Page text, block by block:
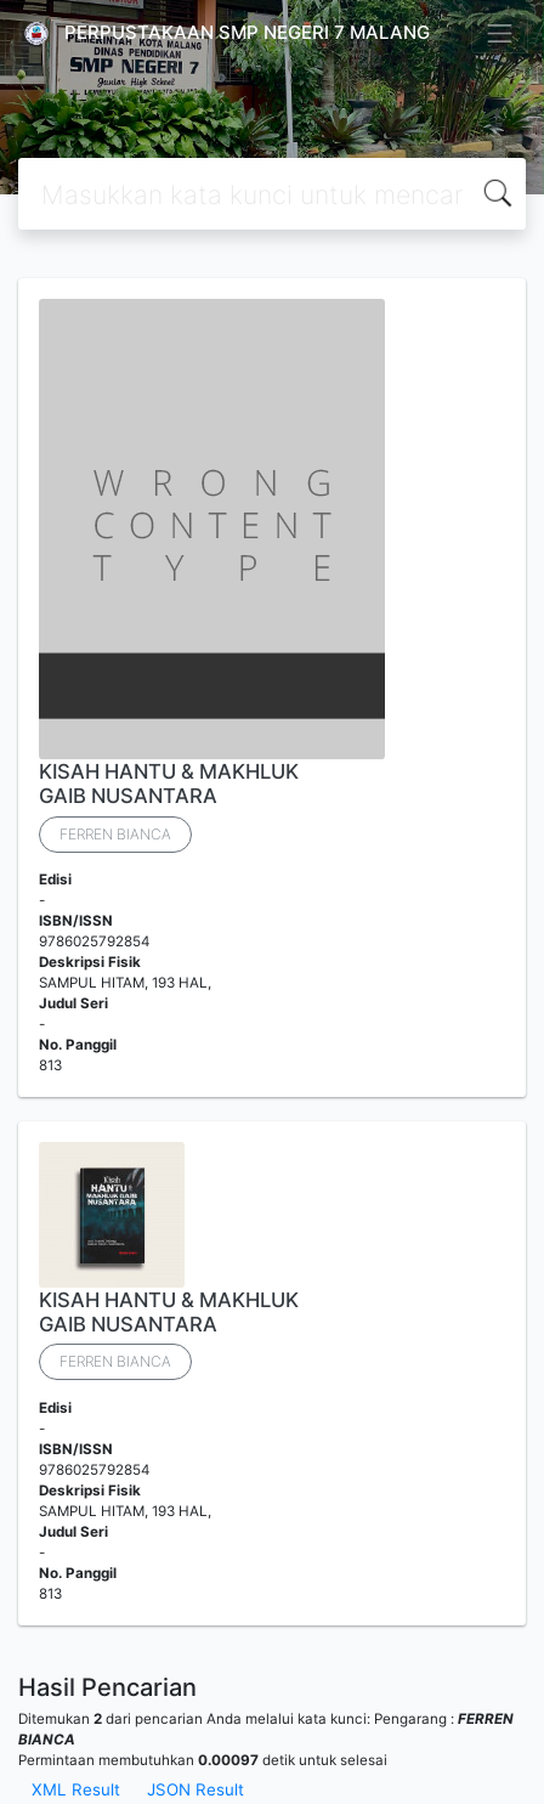
PERPUSTAKAAN SMP NEGERI 7 MALANG
KISAH HANTU & MAKHLUK
GAIB NUSANTARA
FERREN BIANCA
Edisi
-
ISBN/ISSN
9786025792854
Deskripsi Fisik
SAMPUL HITAM, 193 HAL,
Judul Seri
-
No. Panggil
813
KISAH HANTU & MAKHLUK
GAIB NUSANTARA
FERREN BIANCA
Edisi
-
ISBN/ISSN
9786025792854
Deskripsi Fisik
SAMPUL HITAM, 193 HAL,
Judul Seri
-
No. Panggil
813
Hasil Pencarian
Ditemukan 2 dari pencarian Anda melalui kata kunci: Pengarang : FERREN
BIANCA
Permintaan membutuhkan 0.00097 detik untuk selesai
XML Result JSON Result